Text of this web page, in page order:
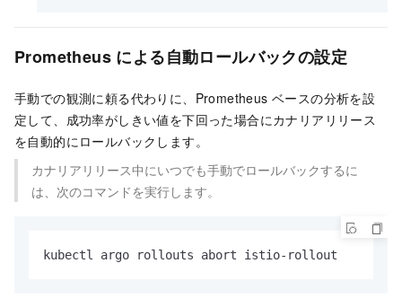
Prometheus による自動ロールバックの設定
手動での観測に頼る代わりに、Prometheus ベースの分析を設
定して、成功率がしきい値を下回った場合にカナリアリリース
を自動的にロールバックします。
カナリアリリース中にいつでも手動でロールバックするに
は、次のコマンドを実行します。
kubectl argo rollouts abort istio-rollout